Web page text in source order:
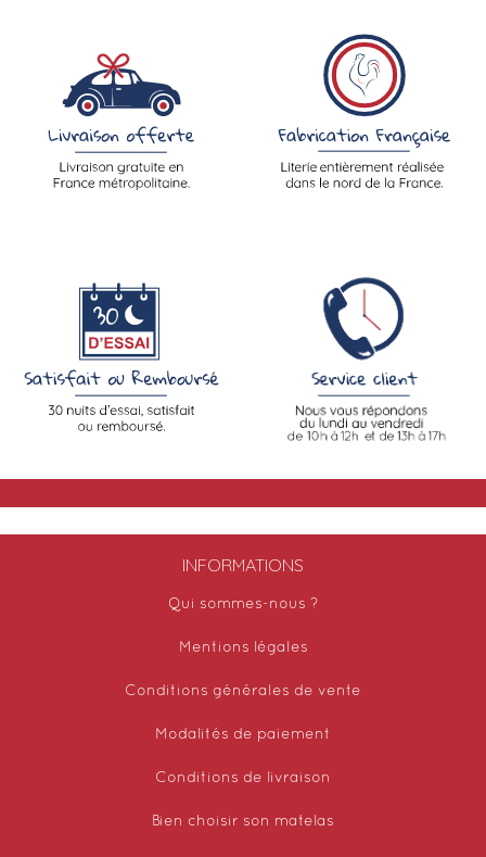
INFORMATIONS
Qui sommes-nous ?
Mentions légales
Conditions générales de vente
Modalités de paiement
Conditions de livraison
Bien choisir son matelas